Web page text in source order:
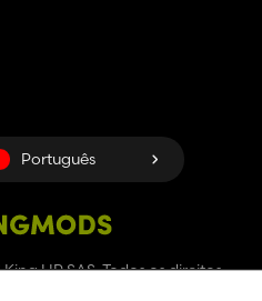
King UP SAS. Todos os direitos
Português